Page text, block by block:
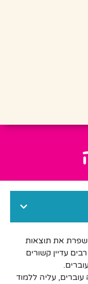
את תוצאות
עדיין קשורים
עליה ללמוד